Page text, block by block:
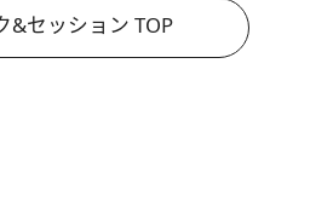
&セッション TOP